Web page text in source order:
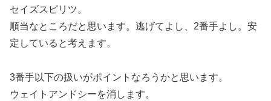
セイズスピリツ。
順当なところだと思います。逃げてよし、2番手よし。安
定していると考えます。
3番手以下の扱いがポイントなろうかと思います。
ウェイトアンドシーを消します。